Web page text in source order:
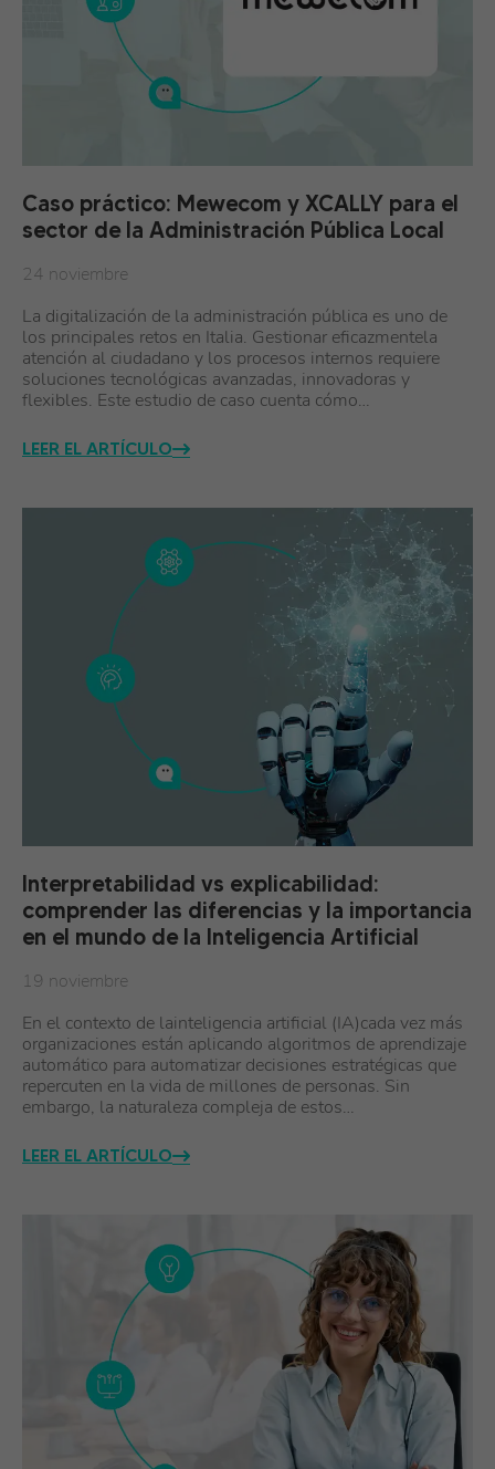
Caso práctico: Mewecom y XCALLY para el
sector de la Administración Pública Local
24 noviembre
La digitalización de la administración pública es uno de
los principales retos en Italia. Gestionar eficazmentela
atención al ciudadano y los procesos internos requiere
soluciones tecnológicas avanzadas, innovadoras y
flexibles. Este estudio de caso cuenta cómo…
LEER EL ARTÍCULO
Interpretabilidad vs explicabilidad:
comprender las diferencias y la importancia
en el mundo de la Inteligencia Artificial
19 noviembre
En el contexto de lainteligencia artificial (IA)cada vez más
organizaciones están aplicando algoritmos de aprendizaje
automático para automatizar decisiones estratégicas que
repercuten en la vida de millones de personas. Sin
embargo, la naturaleza compleja de estos…
LEER EL ARTÍCULO